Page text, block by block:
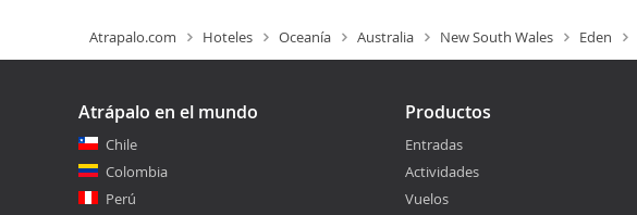
Atrapalo.com Hoteles Oceanía Australia New South Wales Eden
Atrápalo en el mundo
Chile
Colombia
Perú
Productos
Entradas
Actividades
Vuelos